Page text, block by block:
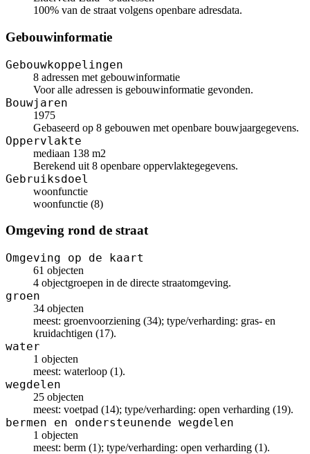
100% van de straat volgens openbare adresdata.
Gebouwinformatie
Gebouwkoppelingen
8 adressen met gebouwinformatie
Voor alle adressen is gebouwinformatie gevonden.
Bouwjaren
1975
Gebaseerd op 8 gebouwen met openbare bouwjaargegevens.
Oppervlakte
mediaan 138 m2
Berekend uit 8 openbare oppervlaktegegevens.
Gebruiksdoel
woonfunctie
woonfunctie (8)
Omgeving rond de straat
Omgeving op de kaart
61 objecten
4 objectgroepen in de directe straatomgeving.
groen
34 objecten
meest: groenvoorziening (34); type/verharding: gras- en
kruidachtigen (17).
water
1 objecten
meest: waterloop (1).
wegdelen
25 objecten
meest: voetpad (14); type/verharding: open verharding (19).
bermen en ondersteunende wegdelen
1 objecten
meest: berm (1); type/verharding: open verharding (1).